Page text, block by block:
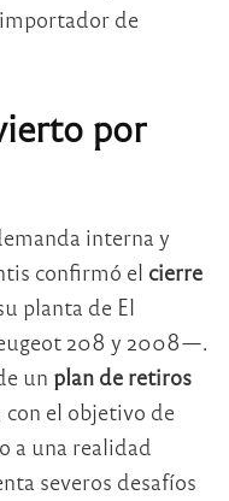
de
por
interna y
confirmó el cierre
planta de El
208 y 2008—.
un plan de retiros
con el objetivo de
a una realidad
severos desafíos